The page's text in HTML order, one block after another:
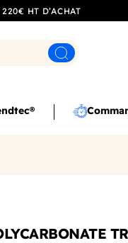
HT D’ACHAT
Rechercher